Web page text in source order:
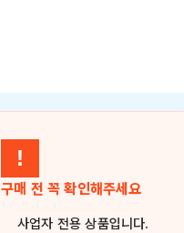
!
구매 전 꼭 확인해주세요
사업자 전용 상품입니다.